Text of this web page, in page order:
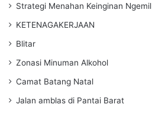
Strategi Menahan Keinginan Ngemil
KETENAGAKERJAAN
Blitar
Zonasi Minuman Alkohol
Camat Batang Natal
Jalan amblas di Pantai Barat